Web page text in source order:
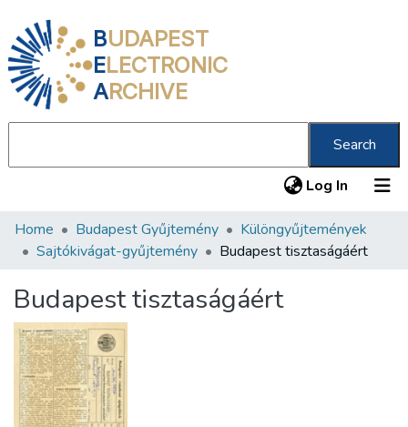
BUDAPEST
ELECTRONIC
ARCHIVE
Search
Log In (current)
Communities & Collections
Statistics
About us
Home Budapest Gyűjtemény
Különgyűjtemények
Sajtókivágat-gyűjtemény
Budapest tisztaságáért
Budapest tisztaságáért